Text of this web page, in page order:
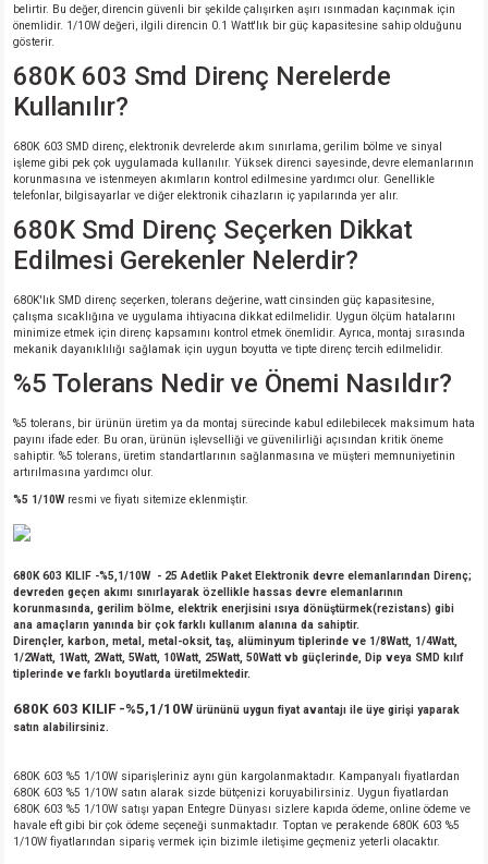
belirtir. Bu değer, direncin güvenli bir şekilde çalışırken aşırı ısınmadan kaçınmak için
önemlidir. 1/10W değeri, ilgili direncin 0.1 Watt'lık bir güç kapasitesine sahip olduğunu
gösterir.
680K 603 Smd Direnç Nerelerde
Kullanılır?
680K 603 SMD direnç, elektronik devrelerde akım sınırlama, gerilim bölme ve sinyal
işleme gibi pek çok uygulamada kullanılır. Yüksek direnci sayesinde, devre elemanlarının
korunmasına ve istenmeyen akımların kontrol edilmesine yardımcı olur. Genellikle
telefonlar, bilgisayarlar ve diğer elektronik cihazların iç yapılarında yer alır.
680K Smd Direnç Seçerken Dikkat
Edilmesi Gerekenler Nelerdir?
680K'lık SMD direnç seçerken, tolerans değerine, watt cinsinden güç kapasitesine,
çalışma sıcaklığına ve uygulama ihtiyacına dikkat edilmelidir. Uygun ölçüm hatalarını
minimize etmek için direnç kapsamını kontrol etmek önemlidir. Ayrıca, montaj sırasında
mekanik dayanıklılığı sağlamak için uygun boyutta ve tipte direnç tercih edilmelidir.
%5 Tolerans Nedir ve Önemi Nasıldır?
%5 tolerans, bir ürünün üretim ya da montaj sürecinde kabul edilebilecek maksimum hata
payını ifade eder. Bu oran, ürünün işlevselliği ve güvenilirliği açısından kritik öneme
sahiptir. %5 tolerans, üretim standartlarının sağlanmasına ve müşteri memnuniyetinin
artırılmasına yardımcı olur.
%5 1/10Wresmi ve fiyatı sitemize eklenmiştir.
680K 603 KILIF -%5,1/10W
- 25 Adetlik Paket Elektronik devre elemanlarından Direnç;
devreden geçen akımı sınırlayarak özellikle hassas devre elemanlarının
korunmasında, gerilim bölme, elektrik enerjisini ısıya dönüştürmek(rezistans) gibi
ana amaçların yanında bir çok farklı kullanım alanına da sahiptir.
Dirençler, karbon, metal, metal-oksit, taş, alüminyum tiplerinde ve 1/8Watt, 1/4Watt,
1/2Watt, 1Watt, 2Watt, 5Watt, 10Watt, 25Watt, 50Watt vb güçlerinde, Dip veya SMD kılıf
tiplerinde ve farklı boyutlarda üretilmektedir.
680K 603 KILIF -%5,1/10W ürününü uygun fiyat avantajı ile üye girişi yaparak
satın alabilirsiniz.
680K 603 %5 1/10W siparişleriniz aynı gün kargolanmaktadır. Kampanyalı fiyatlardan
680K 603 %5 1/10W satın alarak sizde bütçenizi koruyabilirsiniz. Uygun fiyatlardan
680K 603 %5 1/10W satışı yapan Entegre Dünyası sizlere kapıda ödeme, online ödeme ve
havale eft gibi bir çok ödeme seçeneği sunmaktadır. Toptan ve perakende 680K 603 %5
1/10W fiyatlarından sipariş vermek için bizimle iletişime geçmeniz yeterli olacaktır.